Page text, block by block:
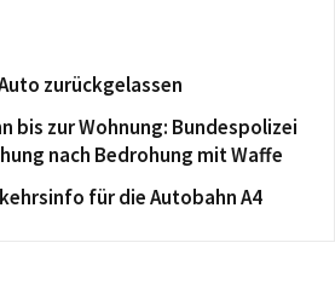
zurückgelassen
bis zur Wohnung: Bundespolizei
nach Bedrohung mit Waffe
für die Autobahn A4